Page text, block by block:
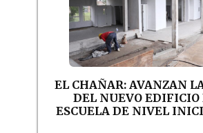
EL CHAÑAR: AVANZAN
DEL NUEVO EDIFICIO
ESCUELA DE NIVEL